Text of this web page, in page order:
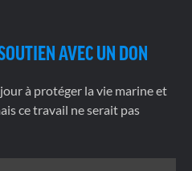
AVEC UN DON
à protéger la vie marine et
ce travail ne serait pas